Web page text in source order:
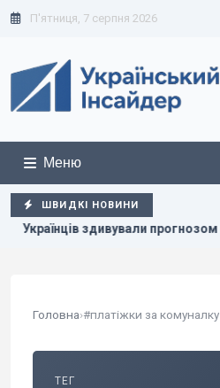
П'ятниця, 7 серпня 2026
Меню
ШВИДКІ НОВИНИ
здивували прогнозом на п'ятницю
Головна›#платіжки за комуналку
ТЕГ